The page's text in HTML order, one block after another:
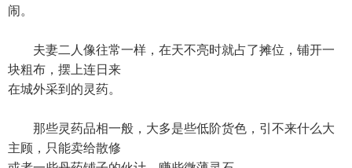
闹。
夫妻二人像往常一样，在天不亮时就占了摊位，铺开一
块粗布，摆上连日来
在城外采到的灵药。
那些灵药品相一般，大多是些低阶货色，引不来什么大
主顾，只能卖给散修